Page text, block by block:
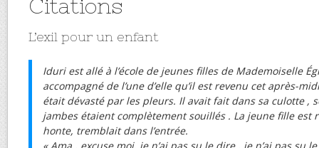
Citations
L’exil pour un enfant
Iduri est allé à l’école de jeunes filles de Mademoiselle
accompagné de l’une d’elle qu’il est revenu cet après-
était dévasté par les pleurs. Il avait fait dans sa culotte ,
jambes étaient complètement souillés . La jeune fille est
honte, tremblait dans l’entrée.